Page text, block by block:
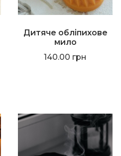
Дитяче обліпихове
мило
140.00 грн